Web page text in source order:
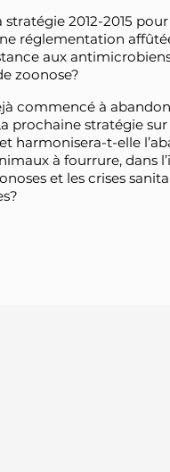
2012-2015
réglementation
aux
zoonose?
commencé à
prochaine stratégie
harmonisera-t-elle
à fourrure,
et les crises